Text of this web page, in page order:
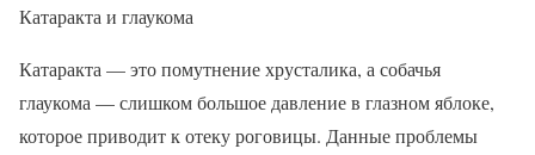
Катаракта и глаукома
Катаракта — это помутнение хрусталика, а собачья
глаукома — слишком большое давление в глазном яблоке,
которое приводит к отеку роговицы. Данные проблемы